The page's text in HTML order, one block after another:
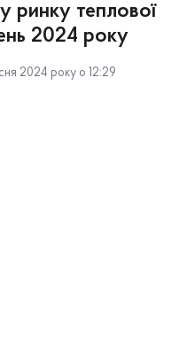
ринку теплової
2024 року
2024 року о 12:29